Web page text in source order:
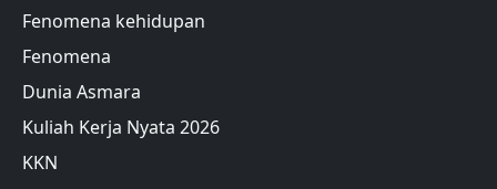
Fenomena kehidupan
Fenomena
Dunia Asmara
Kuliah Kerja Nyata 2026
KKN